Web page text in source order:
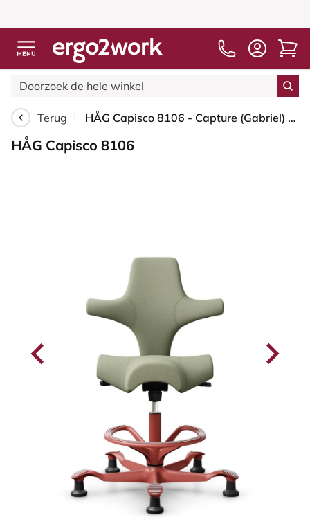
Terug HÅG Capisco 8106 - Capture (Gabriel) - Wol / Polyamide - CPT5101 - Green-grey - Blush Rose - 200 mm (Zithoogte 46-64mm) - Glijdoppen
HÅG Capisco 8106